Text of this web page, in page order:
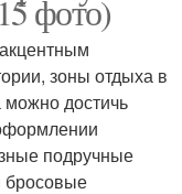
фото)
зоны отдыха в
можно достичь
подручные
бросовые